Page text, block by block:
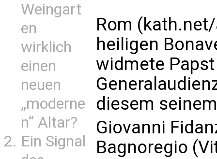
Weingart
en
wirklich
einen
neuen
„moderne
n“ Altar?
Ein Signal
Rom
heiligen
widmete
diesem
Giovanni
Bagnoregio